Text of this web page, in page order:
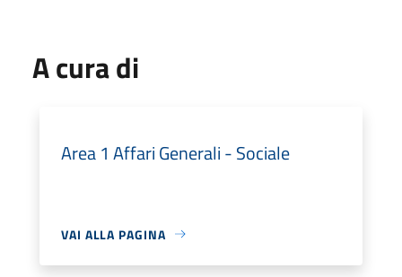
A cura di
Area 1 Affari Generali - Sociale
VAI ALLA PAGINA